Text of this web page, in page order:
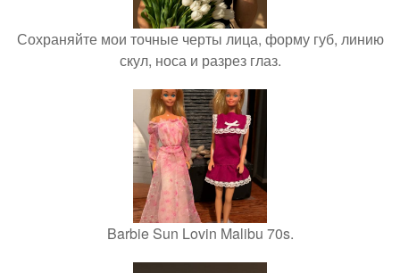
Сохраняйте мои точные черты лица, форму губ, линию
скул, носа и разрез глаз.
Barbie Sun Lovin Malibu 70s.